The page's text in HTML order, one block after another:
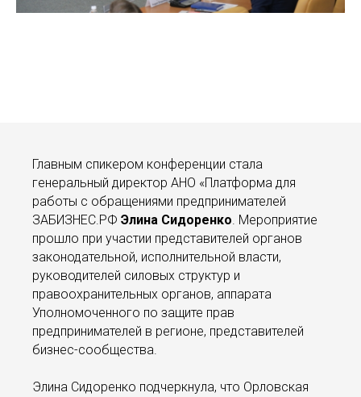
Главным спикером конференции стала
генеральный директор АНО «Платформа для
работы с обращениями предпринимателей
ЗАБИЗНЕС.РФ Элина Сидоренко. Мероприятие
прошло при участии представителей органов
законодательной, исполнительной власти,
руководителей силовых структур и
правоохранительных органов, аппарата
Уполномоченного по защите прав
предпринимателей в регионе, представителей
бизнес-сообщества.
Элина Сидоренко подчеркнула, что Орловская